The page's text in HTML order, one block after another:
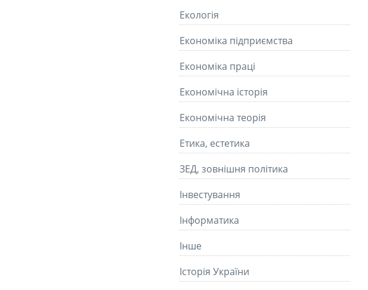
Екологія
Економіка підприємства
Економіка праці
Економічна історія
Економічна теорія
Етика, естетика
ЗЕД, зовнішня політика
Інвестування
Інформатика
Інше
Історія України